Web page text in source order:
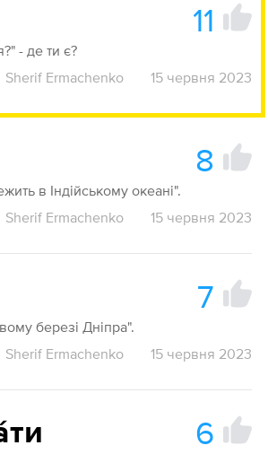
11
- де ти є?
Sherif Ermachenko 15 червня 2023
8
в Індійському океані".
Sherif Ermachenko 15 червня 2023
7
березі Дніпра".
Sherif Ermachenko 15 червня 2023
6